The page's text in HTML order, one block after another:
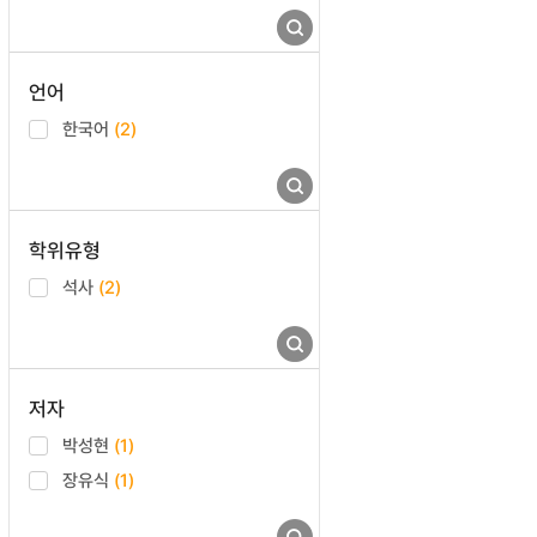
언어
한국어 (2)
학위유형
석사 (2)
저자
박성현 (1)
장유식 (1)